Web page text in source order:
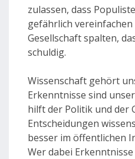
zulassen, dass
gefährlich
Gesellschaft spalten,
schuldig.
Wissenschaft gehört
Erkenntnisse sind
hilft der Politik und der
Entscheidungen
besser im öffentlichen
Wer dabei